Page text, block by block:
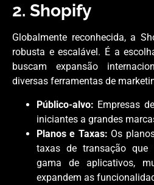
2. Shopify
Globalmente reconhecida, a
robusta e escalável. É a
buscam expansão
diversas ferramentas de
Público-alvo: Empresas
iniciantes a grandes
Planos e Taxas: Os
taxas de transação
gama de aplicativos,
expandem as